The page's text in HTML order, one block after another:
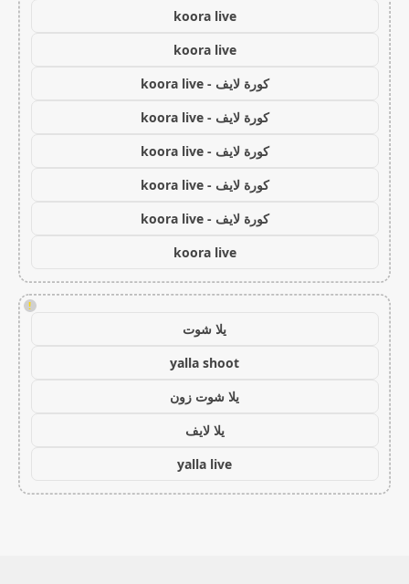
koora live
koora live
كورة لايف - koora live
كورة لايف - koora live
كورة لايف - koora live
كورة لايف - koora live
كورة لايف - koora live
koora live
!
يلا شوت
yalla shoot
يلا شوت زون
يلا لايف
yalla live